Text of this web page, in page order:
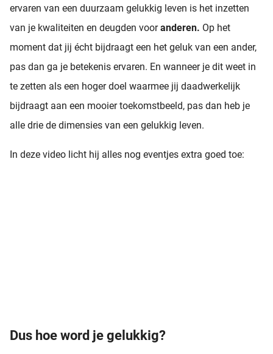
ervaren van een duurzaam gelukkig leven is het inzetten
van je kwaliteiten en deugden vooranderen. Op het
moment dat jij écht bijdraagt een het geluk van een ander,
pas dan ga je betekenis ervaren. En wanneer je dit weet in
te zetten als een hoger doel waarmee jij daadwerkelijk
bijdraagt aan een mooier toekomstbeeld, pas dan heb je
alle drie de dimensies van een gelukkig leven.
In deze video licht hij alles nog eventjes extra goed toe:
Dus hoe word je gelukkig?